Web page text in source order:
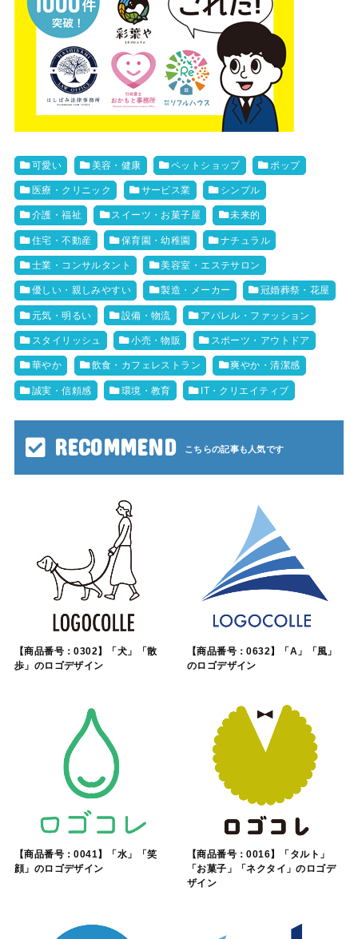
可愛い 美容・健康 ペットショップ ポップ
医療・クリニック サービス業 シンプル
介護・福祉 スイーツ・お菓子屋 未来的
住宅・不動産 保育園・幼稚園 ナチュラル
士業・コンサルタント 美容室・エステサロン
優しい・親しみやすい 製造・メーカー 冠婚葬祭・花屋
元気・明るい 設備・物流 アパレル・ファッション
スタイリッシュ 小売・物販 スポーツ・アウトドア
華やか 飲食・カフェレストラン 爽やか・清潔感
誠実・信頼感 環境・教育 IT・クリエイティブ
RECOMMEND
【商品番号：0302】「犬」「散
歩」のロゴデザイン
【商品番号：0632】「A」「風」
のロゴデザイン
【商品番号：0041】「水」「笑
顔」のロゴデザイン
【商品番号：0016】「タルト」
「お菓子」「ネクタイ」のロゴデ
ザイン